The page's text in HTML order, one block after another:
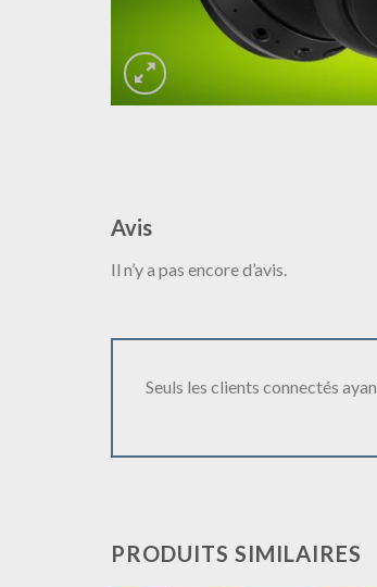
Avis
Il n’y a pas encore d’avis.
Seuls les clients connectés
PRODUITS SIMILAIRES